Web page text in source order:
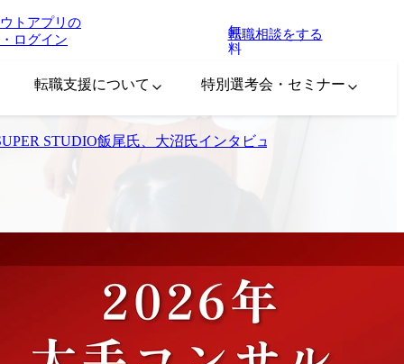
トアプリの
ログイン
無
料
転職相談をする
転職支援について 特別選考会・セミナー
STUDIO飯尾氏、大沼氏インタビュー】